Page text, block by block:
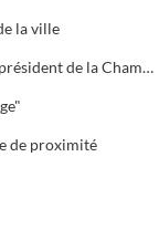
la ville
Interview de Françis CABANAT nouveau président de la Chambre de Commerce
de proximité